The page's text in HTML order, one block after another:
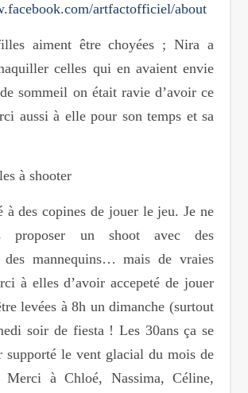
artfactofficiel/about
aiment être choyées ; Nira a
celles qui en avaient envie
sommeil on était ravie d’avoir ce
aussi à elle pour son temps et sa
à shooter
à des copines de jouer le jeu. Je ne
proposer un shoot avec des
des mannequins… mais de vraies
à elles d’avoir accepeté de jouer
levées à 8h un dimanche (surtout
soir de fiesta ! Les 30ans ça se
supporté le vent glacial du mois de
Merci à Chloé, Nassima, Céline,